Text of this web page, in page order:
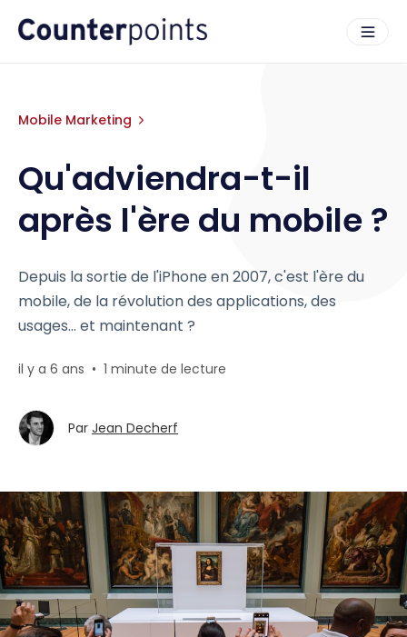
Mobile Marketing
Qu'adviendra-t-il
après l'ère du mobile ?
Depuis la sortie de l'iPhone en 2007, c'est l'ère du
mobile, de la révolution des applications, des
usages... et maintenant ?
il y a 6 ans • 1 minute de lecture
Par Jean Decherf